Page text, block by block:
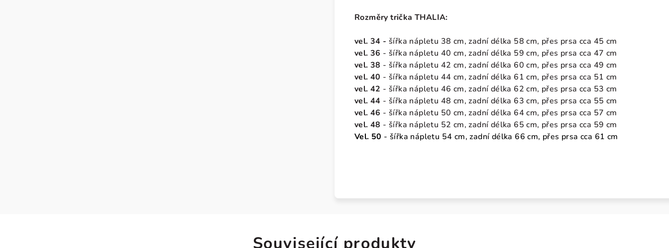
Rozměry trička THALIA:
vel. 34 - šířka nápletu 38 cm, zadní délka 58 cm, přes prsa cca 45 cm
vel. 36 -šířka nápletu 40 cm, zadní délka 59 cm, přes prsa cca 47 cm
vel. 38 - šířka nápletu 42 cm, zadní délka 60 cm, přes prsa cca 49 cm
vel. 40 - šířka nápletu 44 cm, zadní délka 61 cm, přes prsa cca 51 cm
vel. 42 - šířka nápletu 46 cm, zadní délka 62 cm, přes prsa cca 53 cm
vel. 44 - šířka nápletu 48 cm, zadní délka 63 cm, přes prsa cca 55 cm
vel. 46 - šířka nápletu 50 cm, zadní délka 64 cm, přes prsa cca 57 cm
vel. 48 - šířka nápletu 52 cm, zadní délka 65 cm, přes prsa cca 59 cm
Vel. 50 - šířka nápletu 54 cm, zadní délka 66 cm, přes prsa cca 61 cm
Související produkty